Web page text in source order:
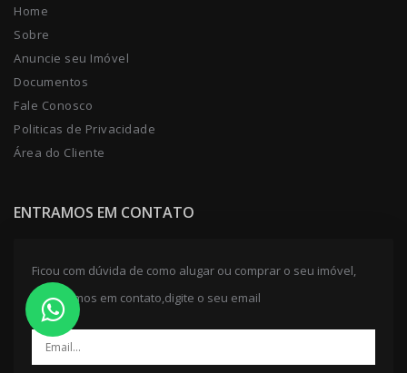
Home
Sobre
Anuncie seu Imóvel
Documentos
Fale Conosco
Politicas de Privacidade
Área do Cliente
ENTRAMOS EM CONTATO
Ficou com dúvida de como alugar ou comprar o seu imóvel,
entraremos em contato,digite o seu email